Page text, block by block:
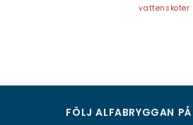
vattenskoter
FÖLJ ALFABRYGGAN PÅ